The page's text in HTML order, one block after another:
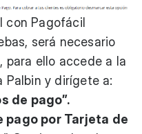
con Pagofácil
será necesario
para ello accede a la
y dirígete a:
de pago”.
pago por Tarjeta de